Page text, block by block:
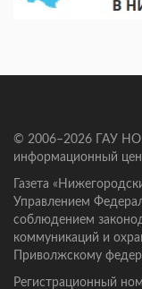
© 2006–2026 ГАУ НО
информационный
Газета
Управлением
соблюдением
коммуникаций и
Приволжскому
Регистрационный